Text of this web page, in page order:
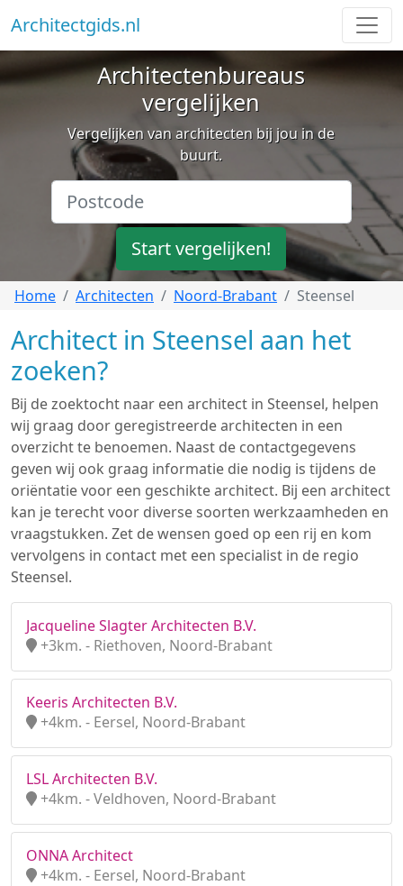
Architectgids.nl
Architectenbureaus
vergelijken
Vergelijken van architecten bij jou in de
buurt.
Start vergelijken!
Home Architecten Noord-Brabant Steensel
Architect in Steensel aan het
zoeken?
Bij de zoektocht naar een architect in Steensel, helpen
wij graag door geregistreerde architecten in een
overzicht te benoemen. Naast de contactgegevens
geven wij ook graag informatie die nodig is tijdens de
oriëntatie voor een geschikte architect. Bij een architect
kan je terecht voor diverse soorten werkzaamheden en
vraagstukken. Zet de wensen goed op een rij en kom
vervolgens in contact met een specialist in de regio
Steensel.
Jacqueline Slagter Architecten B.V.
+3km. - Riethoven, Noord-Brabant
Keeris Architecten B.V.
+4km. - Eersel, Noord-Brabant
LSL Architecten B.V.
+4km. - Veldhoven, Noord-Brabant
ONNA Architect
+4km. - Eersel, Noord-Brabant